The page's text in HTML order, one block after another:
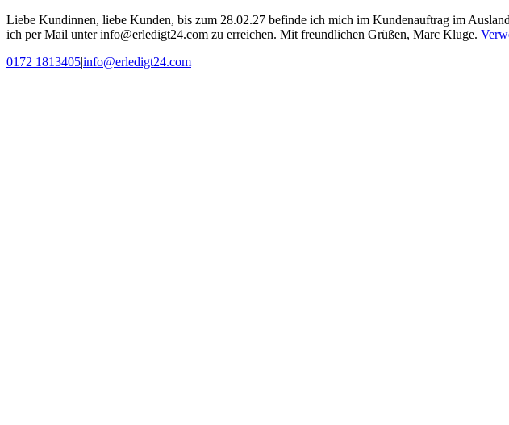
Liebe Kundinnen, liebe Kunden, bis zum 28.02.27 befinde ich mich im Kundenauftrag im
ich per Mail unter info@erledigt24.com zu erreichen. Mit freundlichen Grüßen, Marc Kluge.
Zum
0172 1813405|info@erledigt24.com